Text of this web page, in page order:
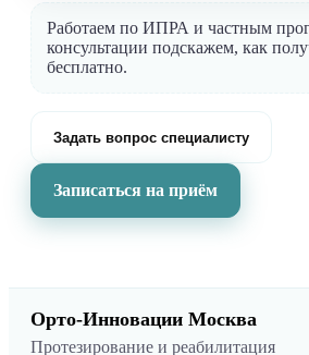
Работаем по ИПРА и частным
консультации подскажем, как
бесплатно.
Задать вопрос специалисту
Записаться на приём
Орто-Инновации Москва
Протезирование и реабилитация